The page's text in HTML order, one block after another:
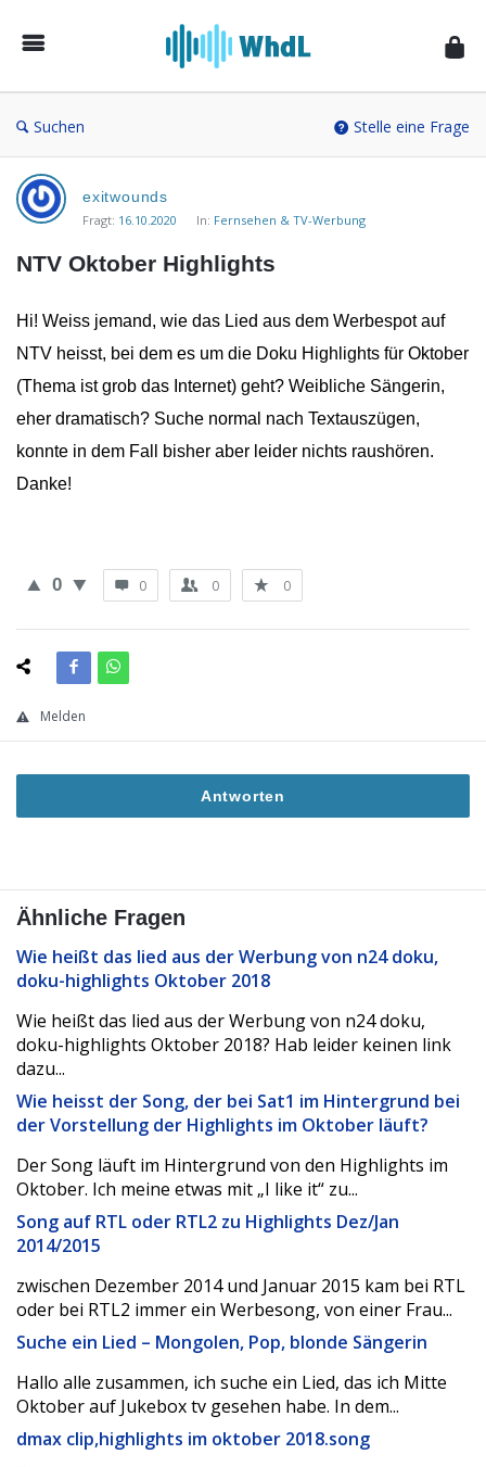
von
Suchen Stelle eine Frage
Musikforum
von
WieheisstdasLied.de
Fragen
exitwounds
Fragt: 16.10.2020 In: Fernsehen & TV-Werbung
NTV Oktober Highlights
Hi! Weiss jemand, wie das Lied aus dem Werbespot auf
NTV heisst, bei dem es um die Doku Highlights für Oktober
(Thema ist grob das Internet) geht? Weibliche Sängerin,
eher dramatisch? Suche normal nach Textauszügen,
konnte in dem Fall bisher aber leider nichts raushören.
Danke!
0 0 0 0
Melden
Antworten
Ähnliche Fragen
Wie heißt das lied aus der Werbung von n24 doku,
doku-highlights Oktober 2018
Wie heißt das lied aus der Werbung von n24 doku,
doku-highlights Oktober 2018? Hab leider keinen link
dazu...
Wie heisst der Song, der bei Sat1 im Hintergrund bei
der Vorstellung der Highlights im Oktober läuft?
Der Song läuft im Hintergrund von den Highlights im
Oktober. Ich meine etwas mit „I like it“ zu...
Song auf RTL oder RTL2 zu Highlights Dez/Jan
2014/2015
zwischen Dezember 2014 und Januar 2015 kam bei RTL
oder bei RTL2 immer ein Werbesong, von einer Frau...
Suche ein Lied – Mongolen, Pop, blonde Sängerin
Hallo alle zusammen, ich suche ein Lied, das ich Mitte
Oktober auf Jukebox tv gesehen habe. In dem...
dmax clip,highlights im oktober 2018.song